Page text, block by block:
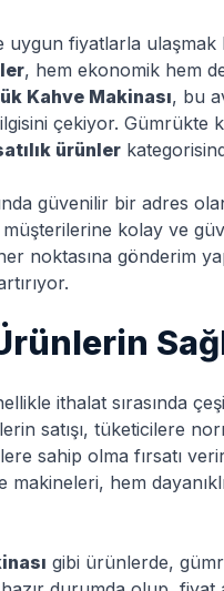
fiyatlarla ulaşmak
, hem ekonomik hem
Kahve Makinası, bu
çekiyor. Gümrükte
ürünler
güvenilir bir adres
kolay ve
noktasına gönderim
ithalat sırasında
satışı, tüketicilere
sahip olma fırsatı
makineleri, hem
gibi ürünlerde,